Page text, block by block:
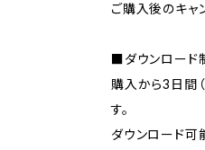
ご購入後のキャ
■ダウンロード
購入から3日間
す。
ダウンロード可